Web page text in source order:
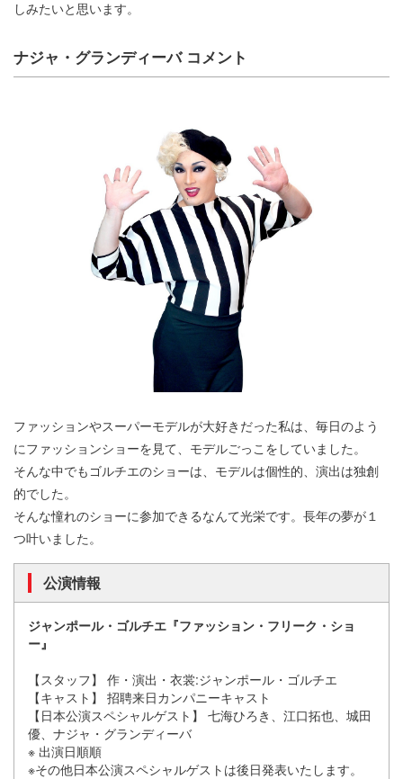
しみたいと思います。
ナジャ・グランディーバ コメント
ファッションやスーパーモデルが大好きだった私は、毎日のよう
にファッションショーを見て、モデルごっこをしていました。
そんな中でもゴルチエのショーは、モデルは個性的、演出は独創
的でした。
そんな憧れのショーに参加できるなんて光栄です。長年の夢が１
つ叶いました。
公演情報
ジャンポール・ゴルチエ『ファッション・フリーク・ショ
ー』
【スタッフ】 作・演出・衣裳:ジャンポール・ゴルチエ
【キャスト】 招聘来日カンパニーキャスト
【日本公演スペシャルゲスト】 七海ひろき、江口拓也、城田
優、ナジャ・グランディーバ
※ 出演日順順
※その他日本公演スペシャルゲストは後日発表いたします。